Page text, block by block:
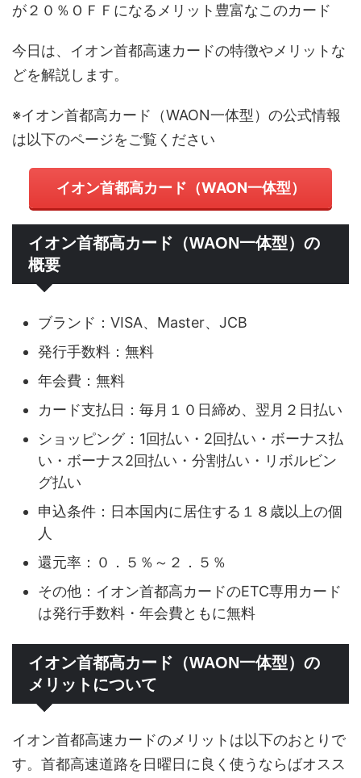
が２０％ＯＦＦになるメリット豊富なこのカード
今日は、イオン首都高速カードの特徴やメリットな
どを解説します。
※イオン首都高カード（WAON一体型）の公式情報
は以下のページをご覧ください
イオン首都高カード（WAON一体型）
イオン首都高カード（WAON一体型）の
概要
ブランド：VISA、Master、JCB
発行手数料：無料
年会費：無料
カード支払日：毎月１０日締め、翌月２日払い
ショッピング：1回払い・2回払い・ボーナス払
い・ボーナス2回払い・分割払い・リボルビン
グ払い
申込条件：日本国内に居住する１８歳以上の個
人
還元率：０．５％～２．５％
その他：イオン首都高カードのETC専用カード
は発行手数料・年会費ともに無料
イオン首都高カード（WAON一体型）の
メリットについて
イオン首都高速カードのメリットは以下のおとりで
す。首都高速道路を日曜日に良く使うならばオスス